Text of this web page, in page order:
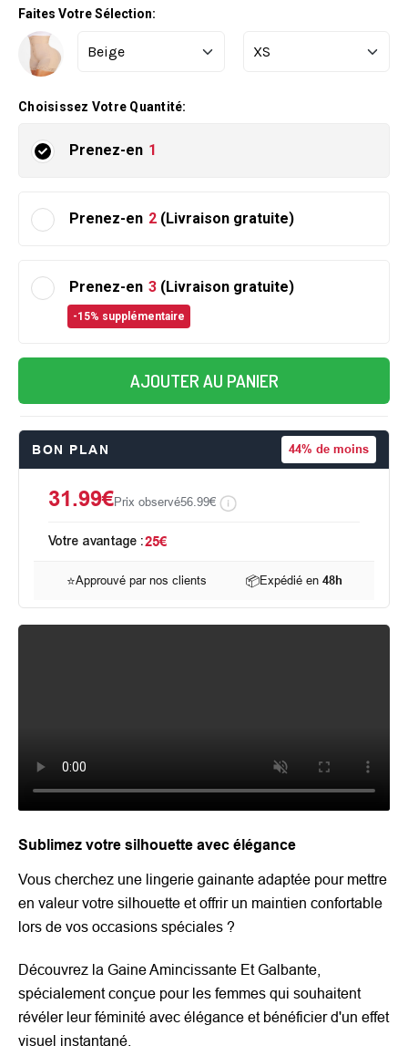
Faites Votre Sélection:
Choisissez Votre Quantité:
Prenez-en 1
Prenez-en 2 (Livraison gratuite)
Prenez-en 3 (Livraison gratuite)
-15% supplémentaire
AJOUTER AU PANIER
BON PLAN 44% de moins
31.99€Prix observé56.99€
Votre avantage :25€
⭐Approuvé par nos clients 📦Expédié en 48h
Sublimez votre silhouette avec élégance
Vous cherchez une lingerie gainante adaptée pour mettre
en valeur votre silhouette et offrir un maintien confortable
lors de vos occasions spéciales ?
Découvrez la Gaine Amincissante Et Galbante,
spécialement conçue pour les femmes qui souhaitent
révéler leur féminité avec élégance et bénéficier d'un effet
visuel instantané.